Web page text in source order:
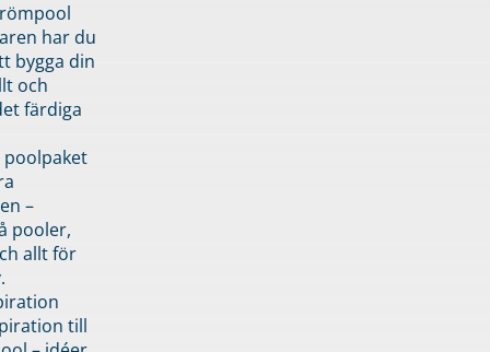
har du
bygga din
och
färdiga
–
pooler,
allt för
till